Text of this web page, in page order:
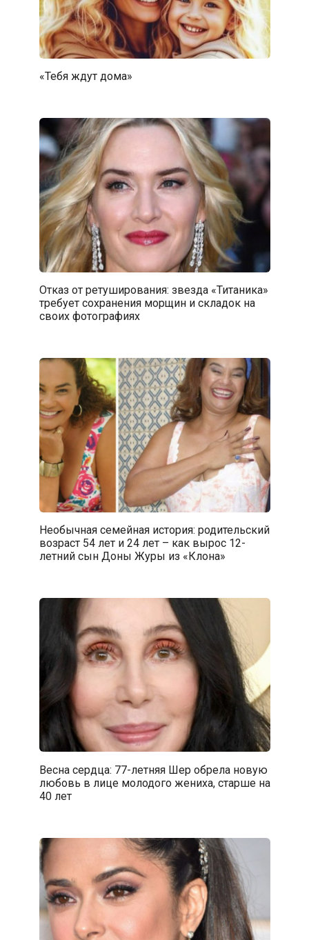
«Тебя ждут дома»
Отказ от ретуширования: звезда «Титаника»
требует сохранения морщин и складок на
своих фотографиях
Необычная семейная история: родительский
возраст 54 лет и 24 лет – как вырос 12-
летний сын Доны Журы из «Клона»
Весна сердца: 77-летняя Шер обрела новую
любовь в лице молодого жениха, старше на
40 лет